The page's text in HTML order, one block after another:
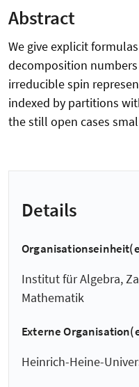
Abstract
We give explicit
decomposition
irreducible spin
indexed by partitions
the still open cases
Details
Institut für Algebra,
Mathematik
Externe
Heinrich-Heine-